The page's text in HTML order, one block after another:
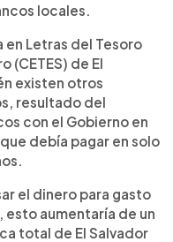
locales.
Letras del Tesoro
(CETES) de El
existen otros
resultado del
con el Gobierno en
debía pagar en solo
el dinero para gasto
esto aumentaría de un
total de El Salvador